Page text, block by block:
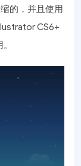
的，并且使用
CS6+